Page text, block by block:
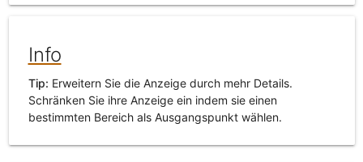
Info
Tip: Erweitern Sie die Anzeige durch mehr Details.
Schränken Sie ihre Anzeige ein indem sie einen
bestimmten Bereich als Ausgangspunkt wählen.